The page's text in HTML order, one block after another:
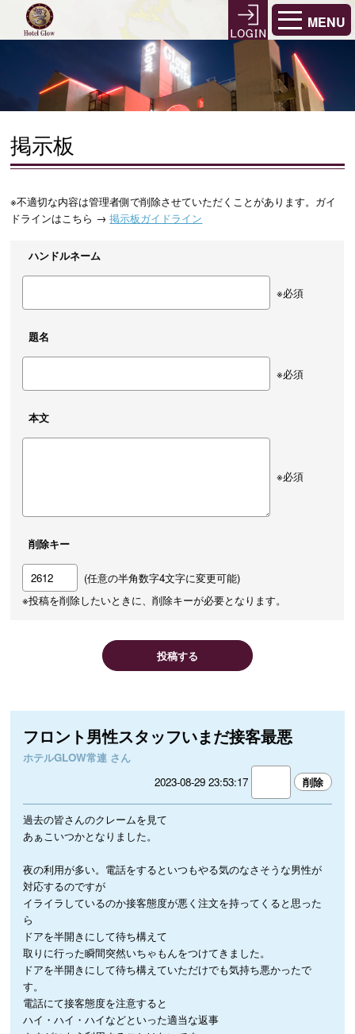
MENU
掲示板
※不適切な内容は管理者側で削除させていただくことがあります。ガイ
ドラインはこちら →掲示板ガイドライン
ハンドルネーム
※必須
題名
※必須
本文
※必須
削除キー
(任意の半角数字4文字に変更可能)
※投稿を削除したいときに、削除キーが必要となります。
投稿する
フロント男性スタッフいまだ接客最悪
ホテルGLOW常連 さん
2023-08-29 23:53:17
過去の皆さんのクレームを見て
あぁこいつかとなりました。
夜の利用が多い。電話をするといつもやる気のなさそうな男性が
対応するのですが
イライラしているのか接客態度が悪く注文を持ってくると思った
ら
ドアを半開きにして待ち構えて
取りに行った瞬間突然いちゃもんをつけてきました。
ドアを半開きにして待ち構えていただけでも気持ち悪かったで
す。
電話にて接客態度を注意すると
ハイ・ハイ・ハイなどといった適当な返事